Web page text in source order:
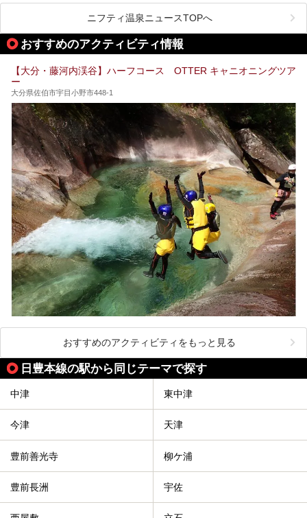
あるんです。
これを読んで別府温泉巡りの参考になればと思います。
八湯温泉道とは別府八湯を巡る体験型イベントで、施設を回
って88ヶ所のスタンプを集めて温泉名人の認定を目指すと
いうものです。
別府には朝早くから夜遅くまでやっている地元に根付いた銭
湯や、日帰りのみの大きな施設など様々な形態の温泉があり
人を目指してみてはいかがでしょうか？
ニフティ温泉ニュースTOPへ
おすすめのアクティビティ情報
【大分・藤河内渓谷】ハーフコース OTTER キャニオニングツア
ー
大分県佐伯市宇目小野市448-1
おすすめのアクティビティをもっと見る
日豊本線の駅から同じテーマで探す
中津 東中津
今津 天津
豊前善光寺 柳ケ浦
豊前長洲 宇佐